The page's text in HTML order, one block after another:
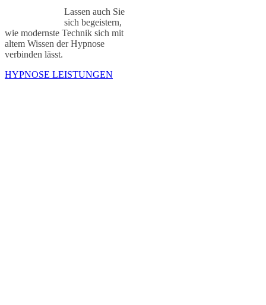
Lassen auch Sie
sich begeistern,
wie modernste Technik sich mit
altem Wissen der Hypnose
verbinden lässt.
HYPNOSE LEISTUNGEN